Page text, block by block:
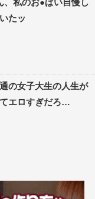
、私のお●ぱい自慢し
たッ
の女子大生の人生が
エロすぎだろ…